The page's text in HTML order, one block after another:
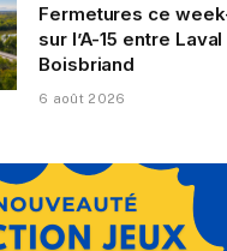
Fermetures ce
sur l’A-15 entre
Boisbriand
6 août 2026